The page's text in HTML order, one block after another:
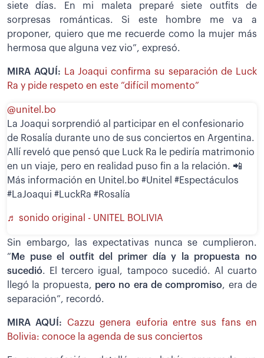
siete días. En mi maleta preparé siete outfits de
sorpresas románticas. Si este hombre me va a
proponer, quiero que me recuerde como la mujer más
hermosa que alguna vez vio”, expresó.
MIRA AQUÍ: La Joaqui confirma su separación de Luck
Ra y pide respeto en este “difícil momento”
@unitel.bo
La Joaqui sorprendió al participar en el confesionario
de Rosalía durante uno de sus conciertos en Argentina.
Allí reveló que pensó que Luck Ra le pediría matrimonio
en un viaje, pero en realidad puso fin a la relación. 📲
Más información en Unitel.bo #Unitel #Espectáculos
#LaJoaqui #LuckRa #Rosalía
♬ sonido original - UNITEL BOLIVIA
Sin embargo, las expectativas nunca se cumplieron.
“ Me puse el outfit del primer día y la propuesta no
sucedió. El tercero igual, tampoco sucedió. Al cuarto
llegó la propuesta, pero no era de compromiso, era de
separación”, recordó.
MIRA AQUÍ: Cazzu genera euforia entre sus fans en
Bolivia: conoce la agenda de sus conciertos